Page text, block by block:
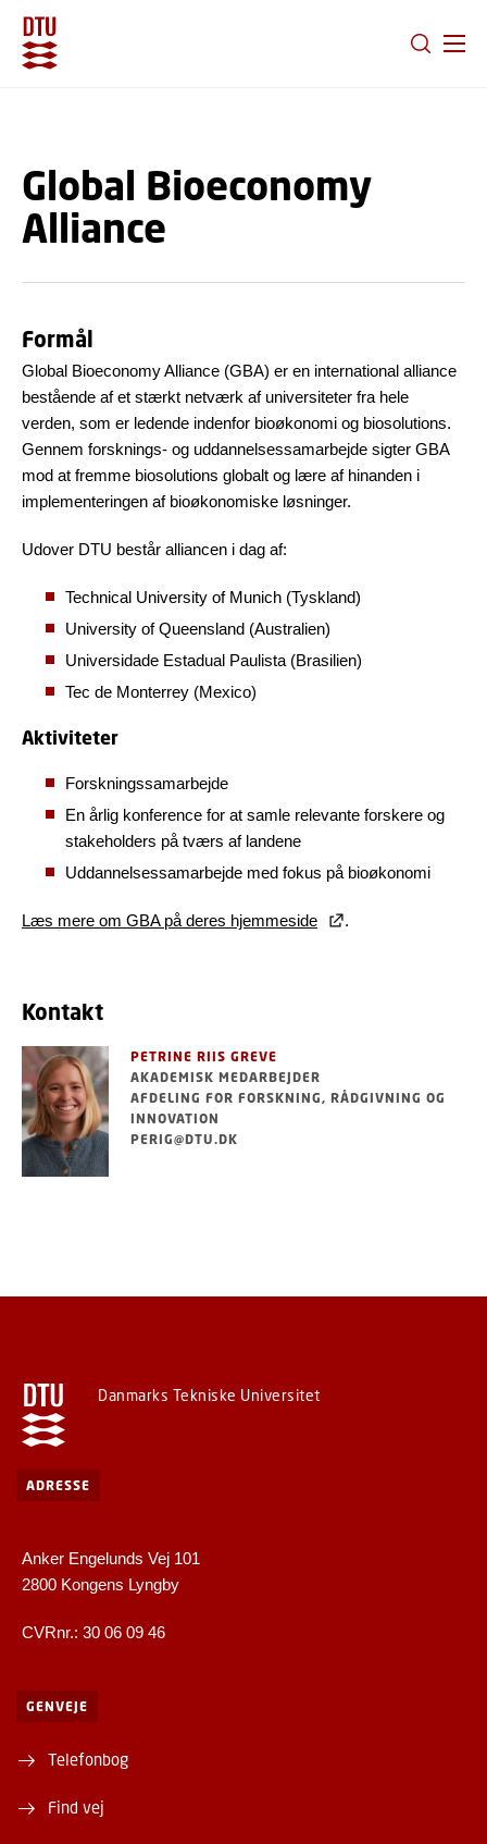
Global Bioeconomy
Alliance
Formål
Global Bioeconomy Alliance (GBA) er en international alliance
bestående af et stærkt netværk af universiteter fra hele
verden, som er ledende indenfor bioøkonomi og biosolutions.
Gennem forsknings- og uddannelsessamarbejde sigter GBA
mod at fremme biosolutions globalt og lære af hinanden i
implementeringen af bioøkonomiske løsninger.
Udover DTU består alliancen i dag af:
Technical University of Munich (Tyskland)
University of Queensland (Australien)
Universidade Estadual Paulista (Brasilien)
Tec de Monterrey (Mexico)
Aktiviteter
Forskningssamarbejde
En årlig konference for at samle relevante forskere og
stakeholders på tværs af landene
Uddannelsessamarbejde med fokus på bioøkonomi
Læs mere om GBA på deres hjemmeside .
Kontakt
PETRINE RIIS GREVE
AKADEMISK MEDARBEJDER
AFDELING FOR FORSKNING, RÅDGIVNING OG
INNOVATION
PERIG@DTU.DK
Danmarks Tekniske Universitet
ADRESSE
Anker Engelunds Vej 101
2800 Kongens Lyngby
CVRnr.: 30 06 09 46
GENVEJE
Telefonbog
Find vej